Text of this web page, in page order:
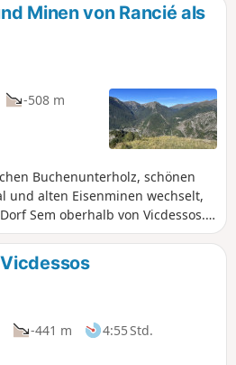
Minen von Rancié als
-508 m
Buchenunterholz, schönen
und alten Eisenminen wechselt,
Sem oberhalb von Vicdessos.
Wetter zu unternehmen.
-441 m
4:55 Std.